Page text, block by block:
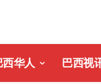
西华人 巴西视